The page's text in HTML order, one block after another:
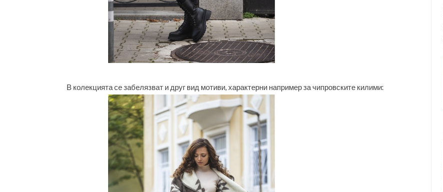
В колекцията се забелязват и друг вид мотиви, характерни например за чипровските килими: